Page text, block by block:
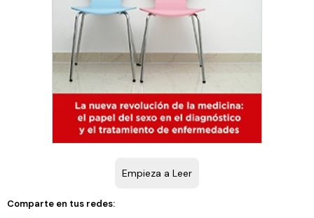
Empieza a Leer
Comparte en tus redes: